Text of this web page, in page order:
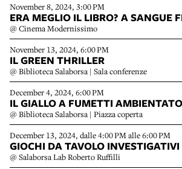
November 8, 2024, 3:00 PM
ERA MEGLIO IL LIBRO? A SANGUE
@ Cinema Modernissimo
November 13, 2024, 6:00 PM
IL GREEN THRILLER
@ Biblioteca Salaborsa | Sala conferenze
December 4, 2024, 6:00 PM
IL GIALLO A FUMETTI
@ Biblioteca Salaborsa | Piazza coperta
December 13, 2024, dalle 4:00 PM alle 6:00 PM
GIOCHI DA TAVOLO INVESTIGATIVI
@ Salaborsa Lab Roberto Ruffilli